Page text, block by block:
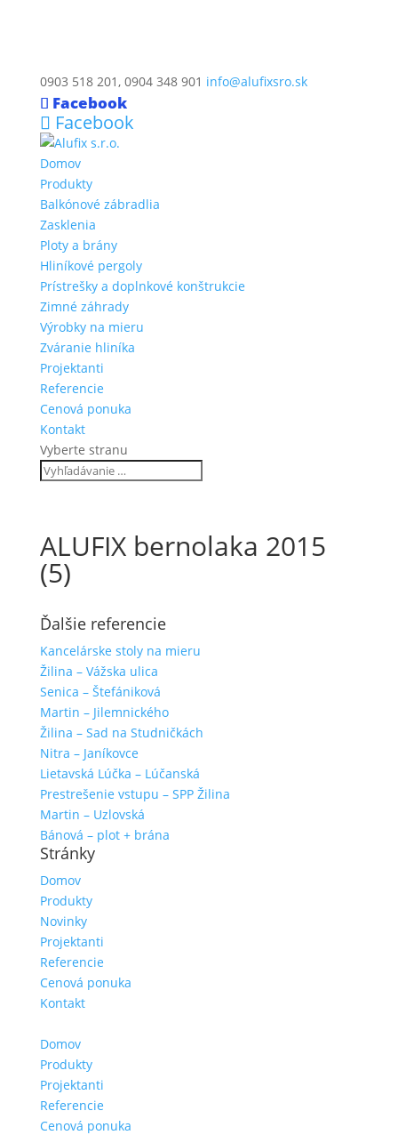
0903 518 201, 0904 348 901 info@alufixsro.sk
Facebook
Facebook
Domov
Produkty
Balkónové zábradlia
Zasklenia
Ploty a brány
Hliníkové pergoly
Prístrešky a doplnkové konštrukcie
Zimné záhrady
Výrobky na mieru
Zváranie hliníka
Projektanti
Referencie
Cenová ponuka
Kontakt
Vyberte stranu
ALUFIX bernolaka 2015
(5)
Ďalšie referencie
Kancelárske stoly na mieru
Žilina – Vážska ulica
Senica – Štefániková
Martin – Jilemnického
Žilina – Sad na Studničkách
Nitra – Janíkovce
Lietavská Lúčka – Lúčanská
Prestrešenie vstupu – SPP Žilina
Martin – Uzlovská
Bánová – plot + brána
Stránky
Domov
Produkty
Novinky
Projektanti
Referencie
Cenová ponuka
Kontakt
Domov
Produkty
Projektanti
Referencie
Cenová ponuka